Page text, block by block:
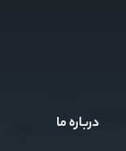
درباره ما